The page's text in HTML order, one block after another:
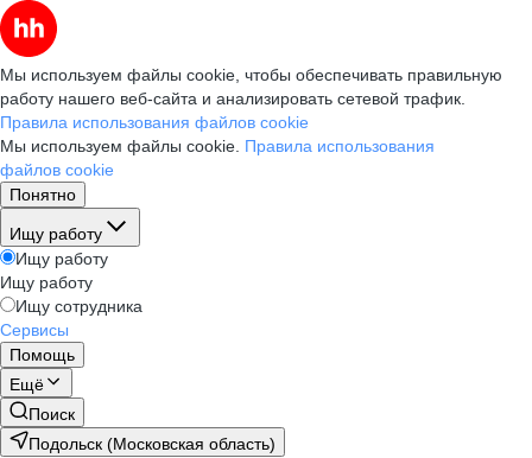
Мы используем файлы cookie, чтобы обеспечивать правильную
работу нашего веб-сайта и анализировать сетевой трафик.
Правила использования файлов cookie
Мы используем файлы cookie. Правила использования
файлов cookie
Понятно
Ищу работу
Ищу работу
Ищу работу
Ищу сотрудника
Сервисы
Помощь
Ещё
Поиск
Подольск (Московская область)